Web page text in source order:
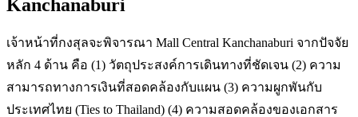
Kanchanaburi
เจ้าหน้าที่กงสุลจะพิจารณา Mall Central Kanchanaburi จากปัจจัย
หลัก 4 ด้าน คือ (1) วัตถุประสงค์การเดินทางที่ชัดเจน (2) ความ
สามารถทางการเงินที่สอดคล้องกับแผน (3) ความผูกพันกับ
ประเทศไทย (Ties to Thailand) (4) ความสอดคล้องของเอกสาร